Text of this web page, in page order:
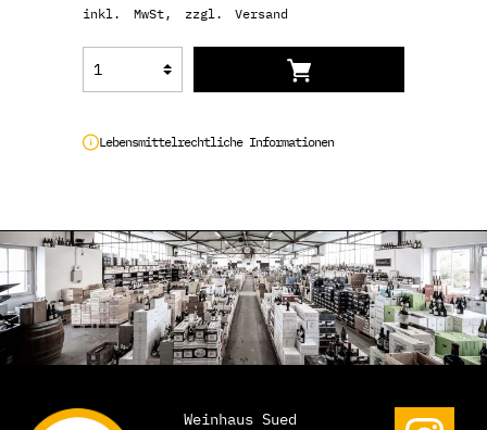
inkl. MwSt, zzgl. Versand
Lebensmittelrechtliche Informationen
Weinhaus Sued